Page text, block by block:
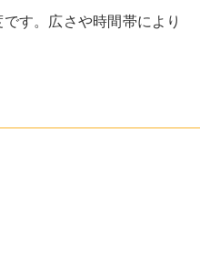
す。広さや時間帯により